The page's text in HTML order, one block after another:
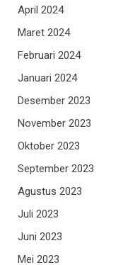
April 2024
Maret 2024
Februari 2024
Januari 2024
Desember 2023
November 2023
Oktober 2023
September 2023
Agustus 2023
Juli 2023
Juni 2023
Mei 2023